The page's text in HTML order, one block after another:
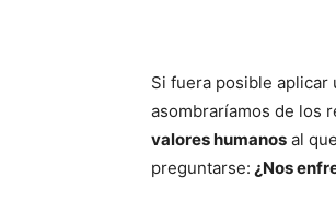
Si fuera posible aplicar
asombraríamos de los
valores humanos al
preguntarse: ¿Nos